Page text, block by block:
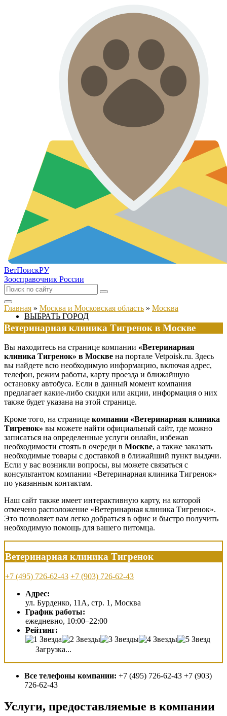
ВетПоискРУ
Зоосправочник России
ВЫБРАТЬ ГОРОД
Главная » Москва и Московская область » Москва
Ветеринарная клиника Тигренок в Москве
Вы находитесь на странице компании «Ветеринарная
клиника Тигренок» в Москве на портале Vetpoisk.ru. Здесь
вы найдете всю необходимую информацию, включая адрес,
телефон, режим работы, карту проезда и ближайшую
остановку автобуса. Если в данный момент компания
предлагает какие-либо скидки или акции, информация о них
также будет указана на этой странице.
Кроме того, на странице компании «Ветеринарная клиника
Тигренок» вы можете найти официальный сайт, где можно
записаться на определенные услуги онлайн, избежав
необходимости стоять в очереди в Москве, а также заказать
необходимые товары с доставкой в ближайший пункт выдачи.
Если у вас возникли вопросы, вы можете связаться с
консультантом компании «Ветеринарная клиника Тигренок»
по указанным контактам.
Наш сайт также имеет интерактивную карту, на которой
отмечено расположение «Ветеринарная клиника Тигренок».
Это позволяет вам легко добраться в офис и быстро получить
необходимую помощь для вашего питомца.
Ветеринарная клиника Тигренок
+7 (495) 726-62-43 +7 (903) 726-62-43
Адрес:
ул. Бурденко, 11А, стр. 1, Москва
График работы:
ежедневно, 10:00–22:00
Рейтинг:
Загрузка...
Все телефоны компании: +7 (495) 726-62-43 +7 (903)
726-62-43
Услуги, предоставляемые в компании